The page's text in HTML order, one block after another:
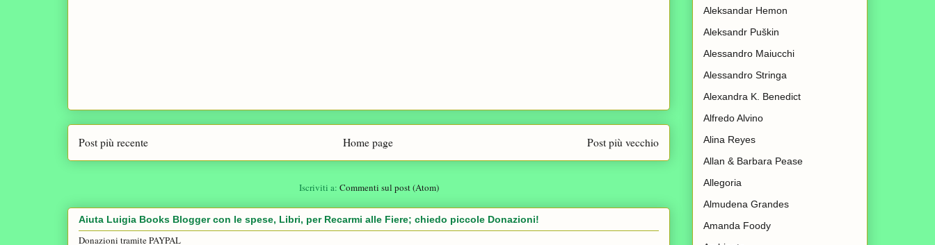
Post più recente Post più vecchio
Home page
Iscriviti a: Commenti sul post (Atom)
Aiuta Luigia Books Blogger con le spese, Libri, per Recarmi alle Fiere; chiedo piccole Donazioni!
Donazioni tramite PAYPAL
Aleksandar Hemon
Aleksandr Puškin
Alessandro Maiucchi
Alessandro Stringa
Alexandra K. Benedict
Alfredo Alvino
Alina Reyes
Allan & Barbara Pease
Allegoria
Almudena Grandes
Amanda Foody